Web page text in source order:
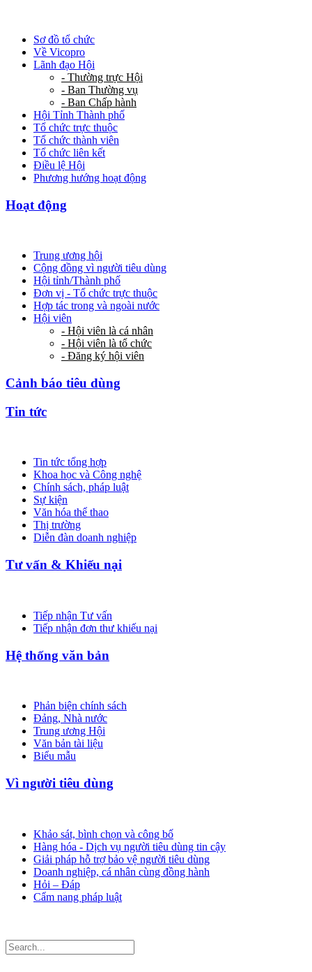
Sơ đồ tổ chức
Về Vicopro
Lãnh đạo Hội
- Thường trực Hội
- Ban Thường vụ
- Ban Chấp hành
Hội Tỉnh Thành phố
Tổ chức trực thuộc
Tổ chức thành viên
Tổ chức liên kết
Điều lệ Hội
Phương hướng hoạt động
Hoạt động
Trung ương hội
Cộng đồng vì người tiêu dùng
Hội tỉnh/Thành phố
Đơn vị - Tổ chức trực thuộc
Hợp tác trong và ngoài nước
Hội viên
- Hội viên là cá nhân
- Hội viên là tổ chức
- Đăng ký hội viên
Cảnh báo tiêu dùng
Tin tức
Tin tức tổng hợp
Khoa học và Công nghệ
Chính sách, pháp luật
Sự kiện
Văn hóa thể thao
Thị trường
Diễn đàn doanh nghiệp
Tư vấn & Khiếu nại
Tiếp nhận Tư vấn
Tiếp nhận đơn thư khiếu nại
Hệ thống văn bản
Phản biện chính sách
Đảng, Nhà nước
Trung ương Hội
Văn bản tài liệu
Biểu mẫu
Vì người tiêu dùng
Khảo sát, bình chọn và công bố
Hàng hóa - Dịch vụ người tiêu dùng tin cậy
Giải pháp hỗ trợ bảo vệ người tiêu dùng
Doanh nghiệp, cá nhân cùng đồng hành
Hỏi – Đáp
Cẩm nang pháp luật